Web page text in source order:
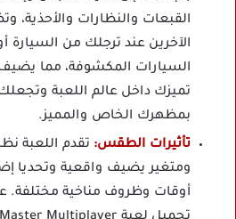
القبعات والنظارات
الآخرين عند ترجلك من السيارة أو
السيارات المكشوفة، مما
تميزك داخل عالم اللعبة
بمظهرك الخاص والمميز.
تأثيرات الطقس: تقدم اللعبة
ومتغير يضيف واقعية وتحديا
أوقات وظروف مناخية مختلفة.